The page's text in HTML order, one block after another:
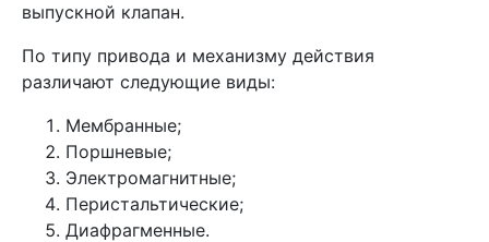
выпускной клапан.
По типу привода и механизму действия
различают следующие виды:
Мембранные;
Поршневые;
Электромагнитные;
Перистальтические;
Диафрагменные.